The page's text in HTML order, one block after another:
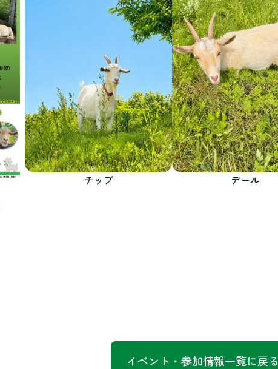
チップ デール
イベント・参加情報一覧に戻る